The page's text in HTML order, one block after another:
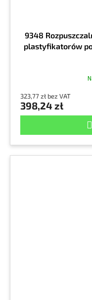
9348
plastyfikatorów
323,77 zł bez VAT
398,24 zł